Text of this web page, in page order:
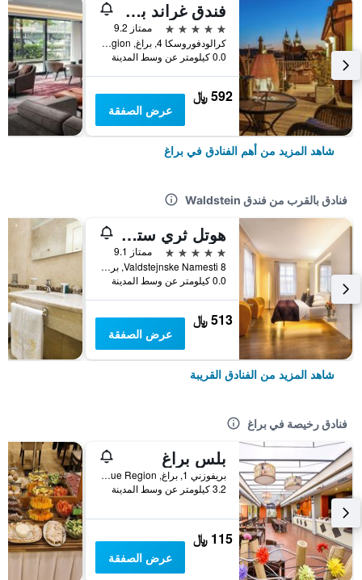
فندق غراند بوهيميا
5 نجوم
ممتاز 9.2
كرالودفوروسكا 4, براغ, Prague Region, جمهورية التشيك
0.0 كيلومتر عن وسط المدينة
592 ﷼
عرض الصفقة
شاهد المزيد من أهم الفنادق في براغ
فنادق بالقرب من فندق Waldstein
هوتل ثري ستوركس
5 نجوم
ممتاز 9.1
Valdstejnske Namesti 8, براغ, Prague Region, جمهورية التشيك
0.0 كيلومتر عن وسط المدينة
513 ﷼
عرض الصفقة
شاهد المزيد من الفنادق القريبة
فنادق رخيصة في براغ
بلس براغ
بريفوزني 1, براغ, Prague Region, جمهورية التشيك
3.2 كيلومتر عن وسط المدينة
115 ﷼
عرض الصفقة